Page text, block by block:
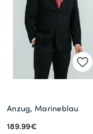
Anzug, Marineblau
189.99€